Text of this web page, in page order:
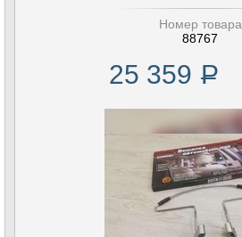
Номер товара
88767
25 359 Р